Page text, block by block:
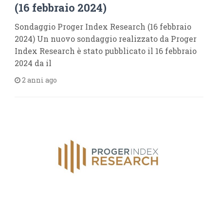
(16 febbraio 2024)
Sondaggio Proger Index Research (16 febbraio
2024) Un nuovo sondaggio realizzato da Proger
Index Research è stato pubblicato il 16 febbraio
2024 da il
2 anni ago